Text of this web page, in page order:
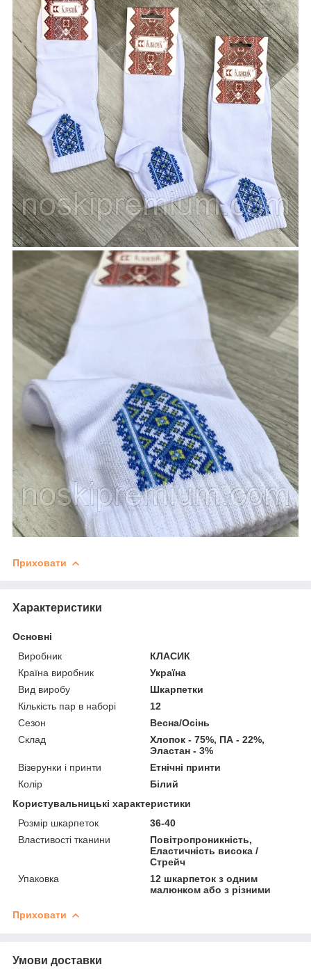
Приховати
Характеристики
Основні
Виробник
КЛАСИК
Країна виробник
Україна
Вид виробу
Шкарпетки
Кількість пар в наборі
12
Сезон
Весна/Осінь
Склад
Хлопок - 75%, ПА - 22%,
Эластан - 3%
Візерунки і принти
Етнічні принти
Колір
Білий
Користувальницькі характеристики
Розмір шкарпеток
36-40
Властивості тканини
Повітропроникність,
Еластичність висока /
Стрейч
Упаковка
12 шкарпеток з одним
малюнком або з різними
Приховати
Умови доставки